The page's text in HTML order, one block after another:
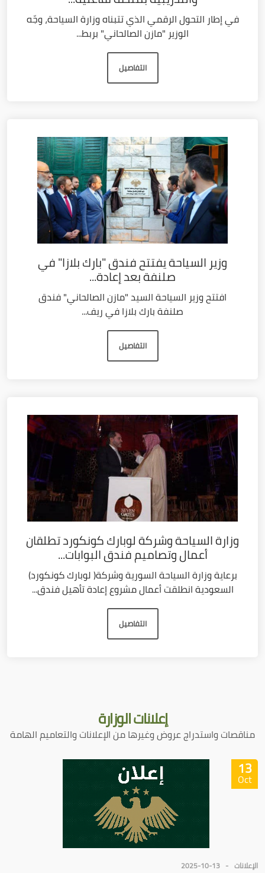
في إطار التحول الرقمي الذي تتبناه وزارة السياحة، وجّه
الوزير "مازن الصالحاني" بربط...
التفاصيل
وزير السياحة يفتتح فندق "بارك بلازا" في
صلنفة بعد إعادة...
افتتح وزير السياحة السيد "مازن الصالحاني" فندق
صلنفة بارك بلازا في ريف...
التفاصيل
وزارة السياحة وشركة لوبارك كونكورد تطلقان
أعمال وتصاميم فندق البوابات...
برعاية وزارة السياحة السورية وشركة( لوبارك كونكورد)
السعودية انطلقت أعمال مشروع إعادة تأهيل فندق...
التفاصيل
إعلاناتالوزارة
مناقصات واستدراج عروض وغيرها من الإعلانات والتعاميم الهامة
13
Oct
الإعلانات 2025-10-13